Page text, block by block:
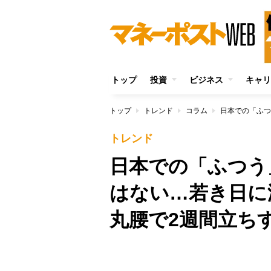
トップ 投資 ビジネス キャ
トップ トレンド コラム
トレンド
日本での「ふつ
はない…若き日に
丸腰で2週間立ち